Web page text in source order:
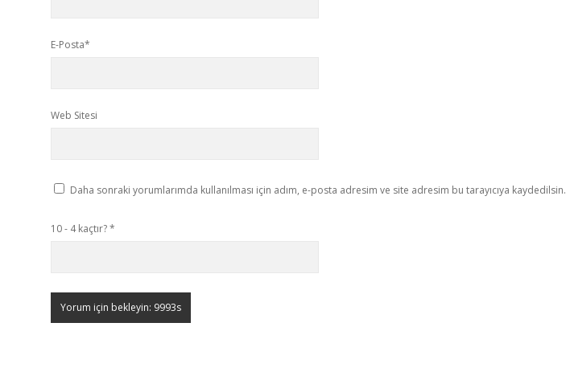
E-Posta*
Web Sitesi
Daha sonraki yorumlarımda kullanılması için adım, e-posta adresim ve site adresim bu tarayıcıya kaydedilsin.
10 - 4 kaçtır?*